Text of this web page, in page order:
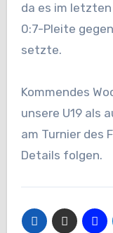
da es im
0:7-Pleite
setzte.
Kommendes
unsere U19 als
am Turnier des
Details folgen.